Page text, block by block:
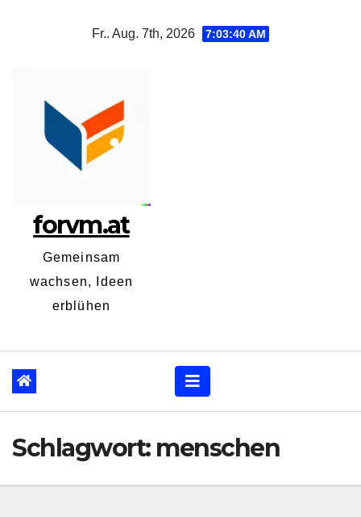
Fr.. Aug. 7th, 2026 7:03:40 AM
forvm.at
Gemeinsam
wachsen, Ideen
erblühen
Schlagwort: menschen